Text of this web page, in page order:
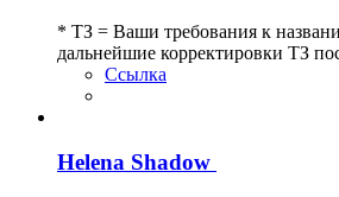
* ТЗ = Ваши требования к
дальнейшие корректировки ТЗ
Ссылка
Helena Shadow